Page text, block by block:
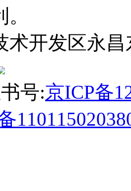
术开发区永
号:京ICP备